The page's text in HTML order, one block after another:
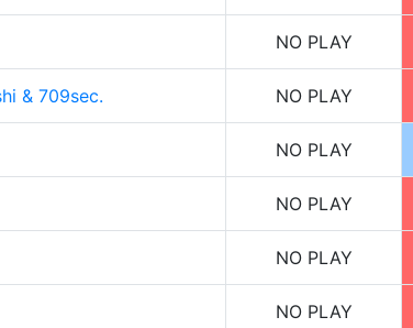
NO PLAY
& 709sec. NO PLAY
NO PLAY
NO PLAY
NO PLAY
NO PLAY